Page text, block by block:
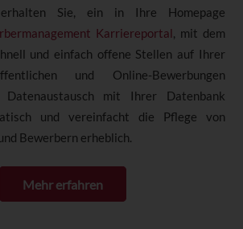
Sie, ein in Ihre Homepage
Karriereportal, mit dem
und einfach offene Stellen auf Ihrer
und Online-Bewerbungen
Datenaustausch mit Ihrer Datenbank
und vereinfacht die Pflege von
Bewerbern erheblich.
Mehr erfahren